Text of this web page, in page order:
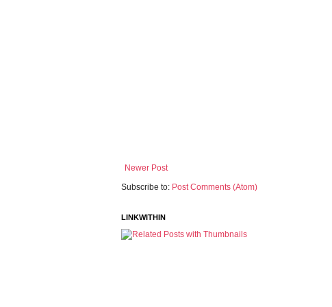
Newer Post
Subscribe to: Post Comments (Atom)
LINKWITHIN